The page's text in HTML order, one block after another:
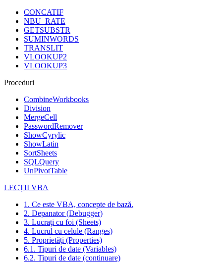
CONCATIF
NBU_RATE
GETSUBSTR
SUMINWORDS
TRANSLIT
VLOOKUP2
VLOOKUP3
Proceduri
CombineWorkbooks
Division
MergeCell
PasswordRemover
ShowCyrylic
ShowLatin
SortSheets
SQLQuery
UnPivotTable
LECȚII VBA
1. Ce este VBA, concepte de bază.
2. Depanator (Debugger)
3. Lucrați cu foi (Sheets)
4. Lucrul cu celule (Ranges)
5. Proprietăți (Properties)
6.1. Tipuri de date (Variables)
6.2. Tipuri de date (continuare)